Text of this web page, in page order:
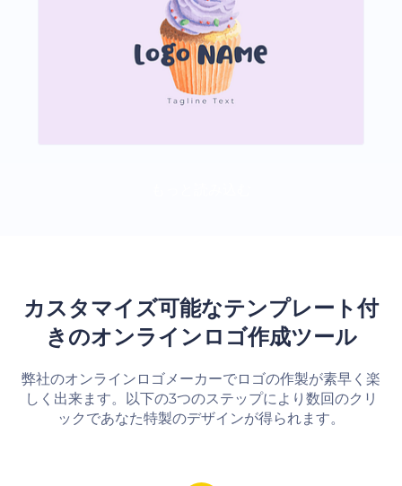
カスタマイズ可能なテンプレート付
きのオンラインロゴ作成ツール
弊社のオンラインロゴメーカーでロゴの作製が素早く楽
しく出来ます。以下の3つのステップにより数回のクリ
ックであなた特製のデザインが得られます。